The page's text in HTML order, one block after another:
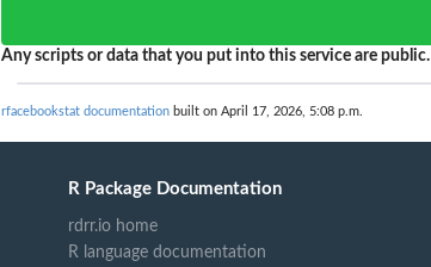
Any scripts or data that you put into this service are public.
rfacebookstat documentation built on April 17, 2026, 5:08 p.m.
R Package Documentation
rdrr.io home
R language documentation